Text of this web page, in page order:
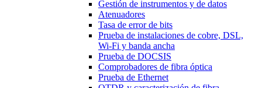
Gestión de instrumentos y de datos
Atenuadores
Tasa de error de bits
Prueba de instalaciones de cobre, DSL,
Wi-Fi y banda ancha
Prueba de DOCSIS
Comprobadores de fibra óptica
Prueba de Ethernet